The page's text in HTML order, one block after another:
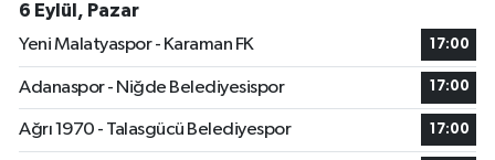
6 Eylül, Pazar
Yeni Malatyaspor - Karaman FK
17:00
Adanaspor - Niğde Belediyesispor 17:00
Ağrı 1970 - Talasgücü Belediyespor 17:00